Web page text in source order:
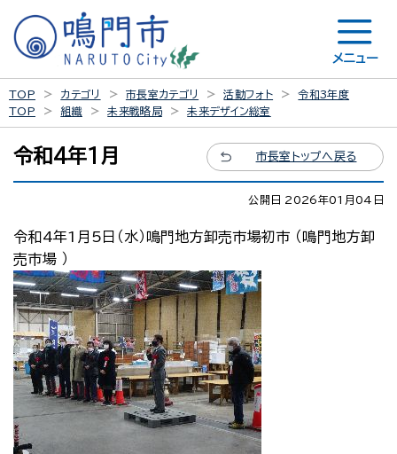
メニュー
TOP カテゴリ 市長室カテゴリ 活動フォト
令和3年度
TOP
組織 未来戦略局 未来デザイン総室
令和4年1月 市長室トップへ戻る
公開日 2026年01月04日
令和4年1月5日（水）鳴門地方卸売市場初市 （鳴門地方卸
売市場 ）